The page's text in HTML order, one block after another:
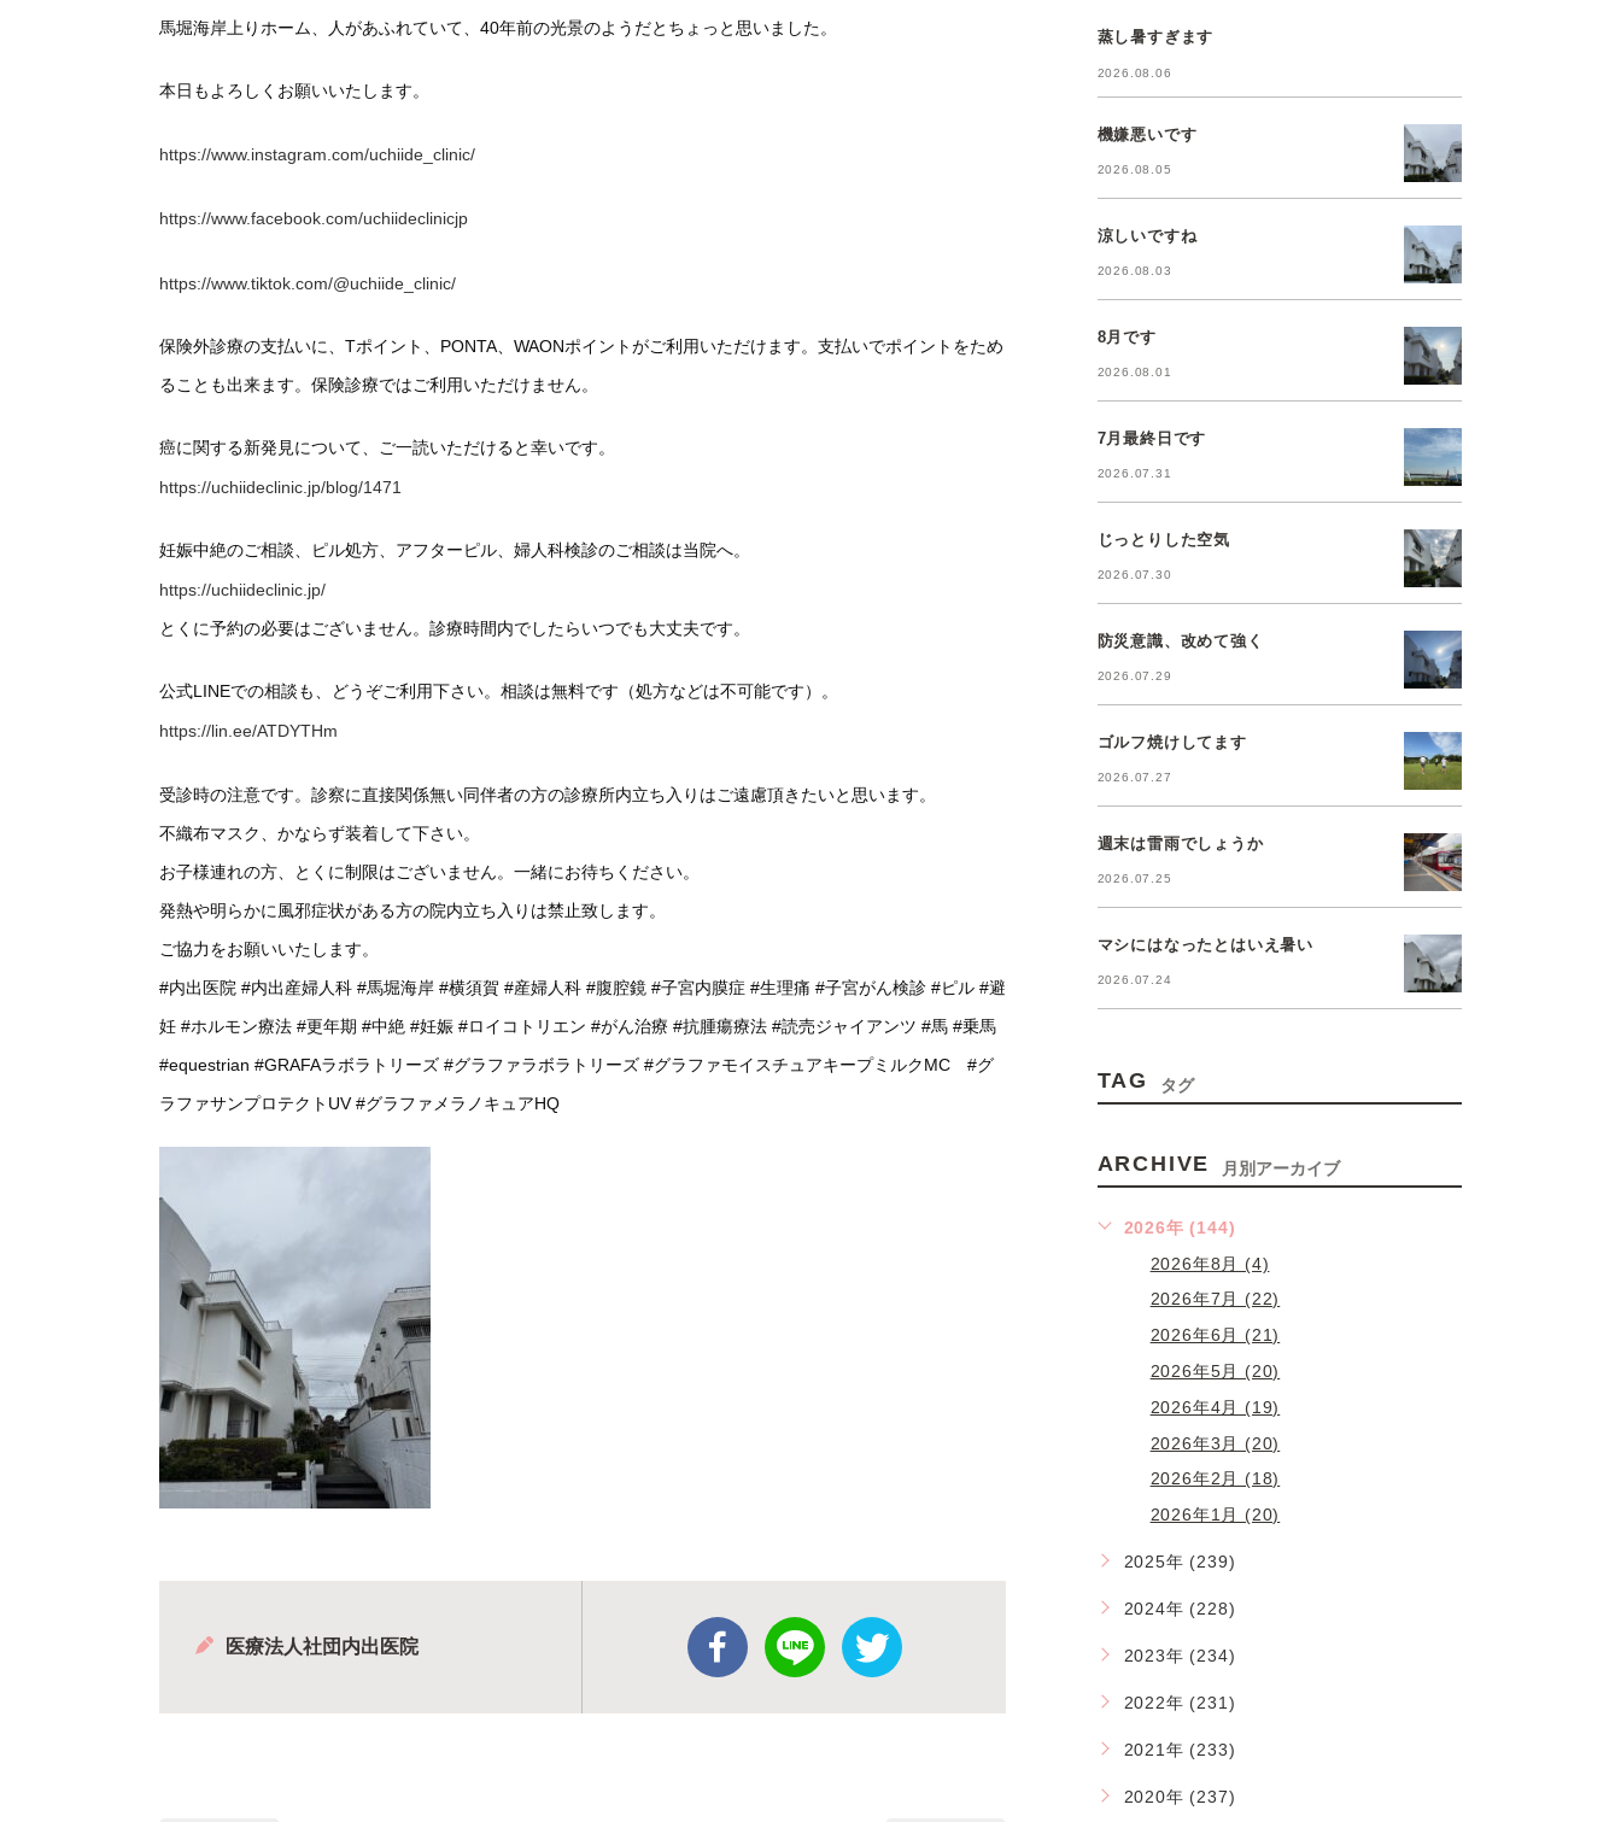
馬堀海岸上りホーム、人があふれていて、40年前の光景のようだとちょっと思いました。
本日もよろしくお願いいたします。
https://www.instagram.com/uchiide_clinic/
https://www.facebook.com/uchiideclinicjp
https://www.tiktok.com/@uchiide_clinic/
保険外診療の支払いに、Tポイント、PONTA、WAONポイントがご利用いただけます。支払いでポイントをため
ることも出来ます。保険診療ではご利用いただけません。
癌に関する新発見について、ご一読いただけると幸いです。
https://uchiideclinic.jp/blog/1471
妊娠中絶のご相談、ピル処方、アフターピル、婦人科検診のご相談は当院へ。
https://uchiideclinic.jp/
とくに予約の必要はございません。診療時間内でしたらいつでも大丈夫です。
公式LINEでの相談も、どうぞご利用下さい。相談は無料です（処方などは不可能です）。
https://lin.ee/ATDYTHm
受診時の注意です。診察に直接関係無い同伴者の方の診療所内立ち入りはご遠慮頂きたいと思います。
不織布マスク、かならず装着して下さい。
お子様連れの方、とくに制限はございません。一緒にお待ちください。
発熱や明らかに風邪症状がある方の院内立ち入りは禁止致します。
ご協力をお願いいたします。
#内出医院 #内出産婦人科 #馬堀海岸 #横須賀 #産婦人科 #腹腔鏡 #子宮内膜症 #生理痛 #子宮がん検診 #ピル #避
妊 #ホルモン療法 #更年期 #中絶 #妊娠 #ロイコトリエン #がん治療 #抗腫瘍療法 #読売ジャイアンツ #馬 #乗馬
#equestrian #GRAFAラボラトリーズ #グラファラボラトリーズ #グラファモイスチュアキープミルクMC
#グ
ラファサンプロテクトUV #グラファメラノキュアHQ
医療法人社団内出医院
蒸し暑すぎます
2026.08.06
機嫌悪いです
2026.08.05
涼しいですね
2026.08.03
8月です
2026.08.01
7月最終日です
2026.07.31
じっとりした空気
2026.07.30
防災意識、改めて強く
2026.07.29
ゴルフ焼けしてます
2026.07.27
週末は雷雨でしょうか
2026.07.25
マシにはなったとはいえ暑い
2026.07.24
TAG タグ
ARCHIVE 月別アーカイブ
2026年 (144)
2026年8月 (4)
2026年7月 (22)
2026年6月 (21)
2026年5月 (20)
2026年4月 (19)
2026年3月 (20)
2026年2月 (18)
2026年1月 (20)
2025年 (239)
2024年 (228)
2023年 (234)
2022年 (231)
2021年 (233)
2020年 (237)